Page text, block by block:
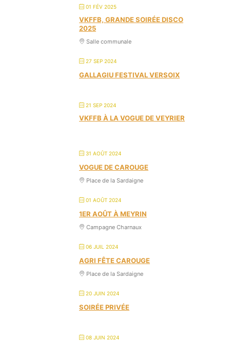
01 FÉV 2025
VKFFB, GRANDE SOIRÉE DISCO
2025
Salle communale
27 SEP 2024
GALLAGIU FESTIVAL VERSOIX
21 SEP 2024
VKFFB À LA VOGUE DE VEYRIER
31 AOÛT 2024
VOGUE DE CAROUGE
Place de la Sardaigne
01 AOÛT 2024
1ER AOÛT À MEYRIN
Campagne Charnaux
06 JUIL 2024
AGRI FÊTE CAROUGE
Place de la Sardaigne
20 JUIN 2024
SOIRÉE PRIVÉE
08 JUIN 2024